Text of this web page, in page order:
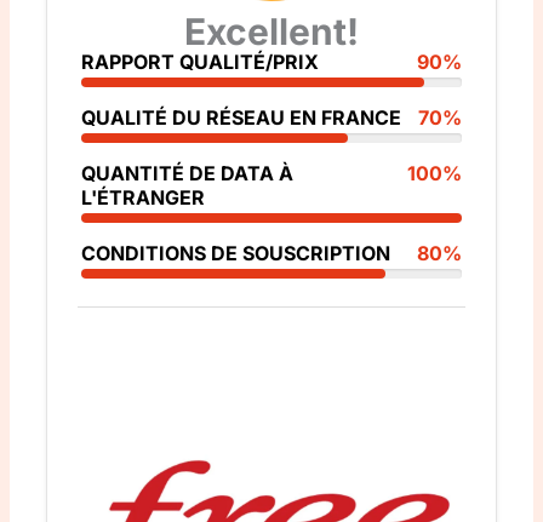
Excellent!
RAPPORT QUALITÉ/PRIX 90%
QUALITÉ DU RÉSEAU EN FRANCE 70%
QUANTITÉ DE DATA À
L'ÉTRANGER
100%
CONDITIONS DE SOUSCRIPTION 80%